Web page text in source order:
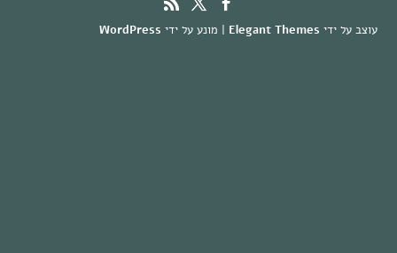
עוצב על ידיElegant Themes| מונע על ידיWordPress